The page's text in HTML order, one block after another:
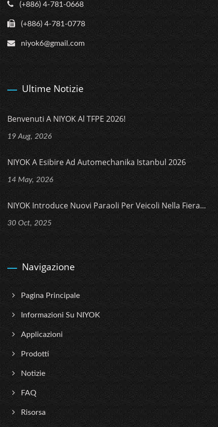
(+886) 4-781-0668
(+886) 4-781-0778
niyok6@gmail.com
Ultime Notizie
Benvenuti A NIYOK Al TFPE 2026!
19 Aug, 2026
NIYOK A Esibire Ad Automechanika Istanbul 2026
14 May, 2026
NIYOK Introduce Nuovi Paraoli Per Veicoli Nella Fiera...
30 Oct, 2025
Navigazione
Pagina Principale
Informazioni Su NIYOK
Applicazioni
Prodotti
Notizie
FAQ
Risorsa